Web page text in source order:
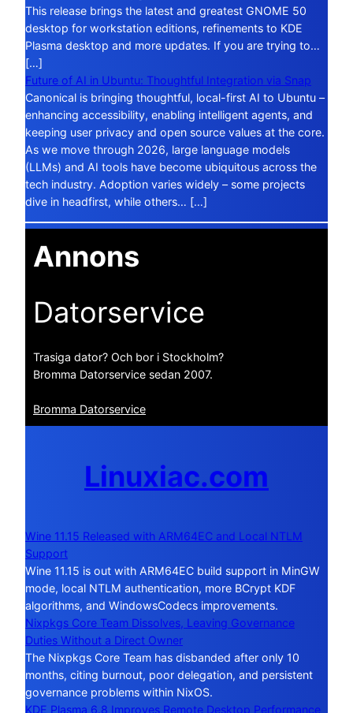
This release brings the latest and greatest GNOME 50
desktop for workstation editions, refinements to KDE
Plasma desktop and more updates. If you are trying to…
[…]
Future of AI in Ubuntu: Thoughtful Integration via Snap
Canonical is bringing thoughtful, local-first AI to Ubuntu –
enhancing accessibility, enabling intelligent agents, and
keeping user privacy and open source values at the core.
As we move through 2026, large language models
(LLMs) and AI tools have become ubiquitous across the
tech industry. Adoption varies widely – some projects
dive in headfirst, while others… […]
Annons
Datorservice
Trasiga dator? Och bor i Stockholm?
Bromma Datorservice sedan 2007.
Bromma Datorservice
Linuxiac.com
Wine 11.15 Released with ARM64EC and Local NTLM
Support
Wine 11.15 is out with ARM64EC build support in MinGW
mode, local NTLM authentication, more BCrypt KDF
algorithms, and WindowsCodecs improvements.
Nixpkgs Core Team Dissolves, Leaving Governance
Duties Without a Direct Owner
The Nixpkgs Core Team has disbanded after only 10
months, citing burnout, poor delegation, and persistent
governance problems within NixOS.
KDE Plasma 6.8 Improves Remote Desktop Performance